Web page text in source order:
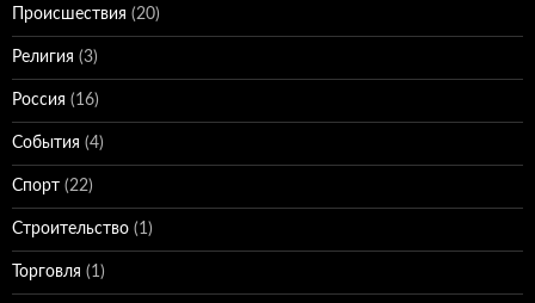
Происшествия (20)
Религия (3)
Россия (16)
События (4)
Спорт (22)
Строительство (1)
Торговля (1)